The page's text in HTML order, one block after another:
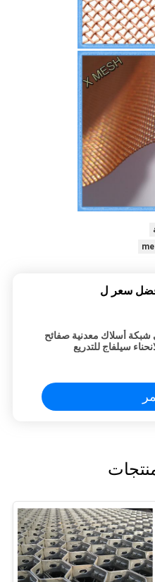
سعر ل
شبكة أسلاك معدنية صفائح
سيلفاج للتدريع